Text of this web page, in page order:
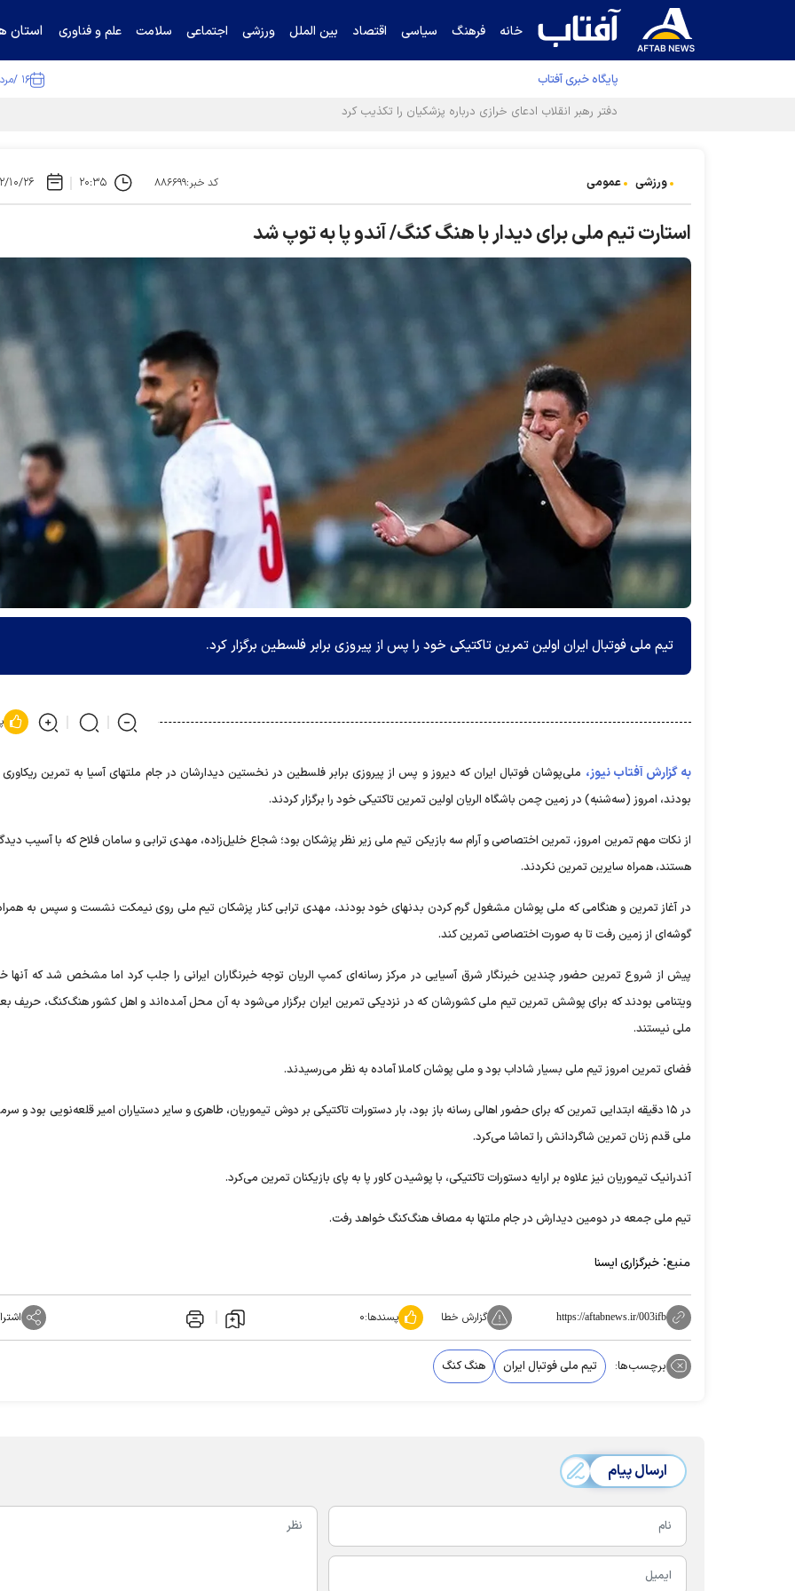
خانه فرهنگ سیاسی اقتصاد بین الملل ورزشی اجتماعی سلامت علم و فناوری استان
پایگاه خبری آفتاب ۱۶ /مرداد /۱۴۰۵
ورزشی عمومی کد خبر:۸۸۶۶۹۹ ۲۰:۳۵ ۱۴۰۲/
استارت تیم ملی برای دیدار با هنگ کنگ/ آندو پا به توپ شد
تیم ملی فوتبال ایران اولین تمرین تاکتیکی خود را پس از پیروزی برابر فلسطین برگزار کرد.
به گزارش آفتاب نیوز، ملی‌پوشان فوتبال ایران که دیروز و پس از پیروزی برابر فلسطین در نخستین دیدارشان در جام ملتهای آسیا به تمرین ریکاوری
بودند، امروز (سه‌شنبه) در زمین چمن باشگاه الریان اولین تمرین تاکتیکی خود را برگزار کردند.
از نکات مهم تمرین امروز، تمرین اختصاصی و آرام سه بازیکن تیم ملی زیر نظر پزشکان بود؛ شجاع خلیل‌زاده، مهدی ترابی و سامان فلاح که با آسیب
هستند، همراه سایرین تمرین نکردند.
در آغاز تمرین و هنگامی که ملی پوشان مشغول گرم کردن بدنهای خود بودند، مهدی ترابی کنار پزشکان تیم ملی روی نیمکت نشست و سپس به همراه
گوشه‌ای از زمین رفت تا به صورت اختصاصی تمرین کند.
پیش از شروع تمرین حضور چندین خبرنگار شرق آسیایی در مرکز رسانه‌ای کمپ الریان توجه خبرنگاران ایرانی را جلب کرد اما مشخص شد که آنها
ویتنامی بودند که برای پوشش تمرین تیم ملی کشورشان که در نزدیکی تمرین ایران برگزار می‌شود به آن محل آمده‌اند و اهل کشور هنگ‌کنگ، حریف
ملی نیستند.
فضای تمرین امروز تیم ملی بسیار شاداب بود و ملی پوشان کاملا آماده به نظر می‌رسیدند.
در ۱۵ دقیقه ابتدایی تمرین که برای حضور اهالی رسانه باز بود، بار دستورات تاکتیکی بر دوش تیموریان، طاهری و سایر دستیاران امیر قلعه‌نویی بود و
ملی قدم زنان تمرین شاگردانش را تماشا می‌کرد.
آندرانیک تیموریان نیز علاوه بر ارایه دستورات تاکتیکی، با پوشیدن کاور پا به پای بازیکنان تمرین می‌کرد.
تیم ملی جمعه در دومین دیدارش در جام ملتها به مصاف هنگ‌کنگ خواهد رفت.
منبع: خبرگزاری ایسنا
https://aftabnews.ir/003ifb گزارش خطا پسندها:۰
برچسب‌ها: تیم ملی فوتبال ایران هنگ کنگ
ارسال پیام